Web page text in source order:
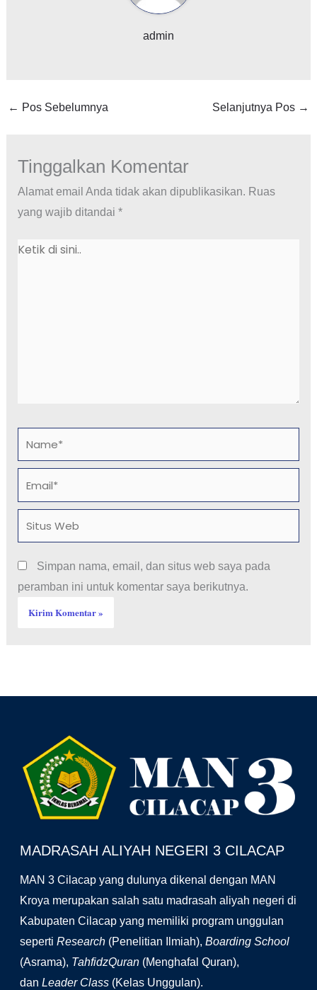
admin
← Pos Sebelumnya Selanjutnya Pos →
Tinggalkan Komentar
Alamat email Anda tidak akan dipublikasikan. Ruas
yang wajib ditandai *
Ketik
Web
Simpan nama, email, dan situs web saya pada
peramban ini untuk komentar saya berikutnya.
MADRASAH ALIYAH NEGERI 3 CILACAP
MAN 3 Cilacap yang dulunya dikenal dengan MAN
Kroya merupakan salah satu madrasah aliyah negeri di
Kabupaten Cilacap yang memiliki program unggulan
seperti Research (Penelitian Ilmiah), Boarding School
(Asrama), TahfidzQuran (Menghafal Quran),
dan Leader Class (Kelas Unggulan).